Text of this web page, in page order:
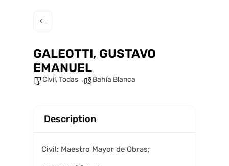
GALEOTTI, GUSTAVO
EMANUEL
Civil,Todas Bahía Blanca
Description
Civil: Maestro Mayor de Obras;